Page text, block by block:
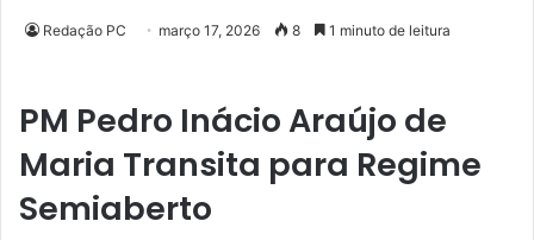
Redação PC março 17, 2026 8 1 minuto de leitura
PM Pedro Inácio Araújo de
Maria Transita para Regime
Semiaberto